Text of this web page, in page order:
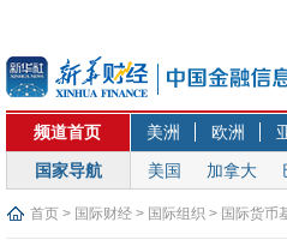
频道首页 美洲 欧洲
国家导航
美国 加拿大
首页 > 国际财经 > 国际组织 > 国际货币